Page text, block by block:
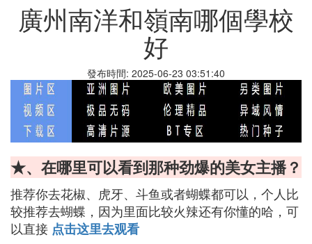
廣州南洋和嶺南哪個學校
好
發布時間: 2025-06-23 03:51:40
★、在哪里可以看到那种劲爆的美女主播？
推荐你去花椒、虎牙、斗鱼或者蝴蝶都可以，个人比
较推荐去蝴蝶，因为里面比较火辣还有你懂的哈，可
以直接 点击这里去观看